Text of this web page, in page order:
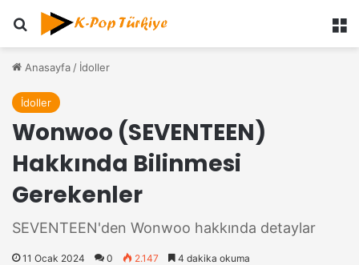
Anasayfa / İdoller
İdoller
Wonwoo (SEVENTEEN)
Hakkında Bilinmesi
Gerekenler
SEVENTEEN'den Wonwoo hakkında detaylar
11 Ocak 2024 0 2.147 4 dakika okuma